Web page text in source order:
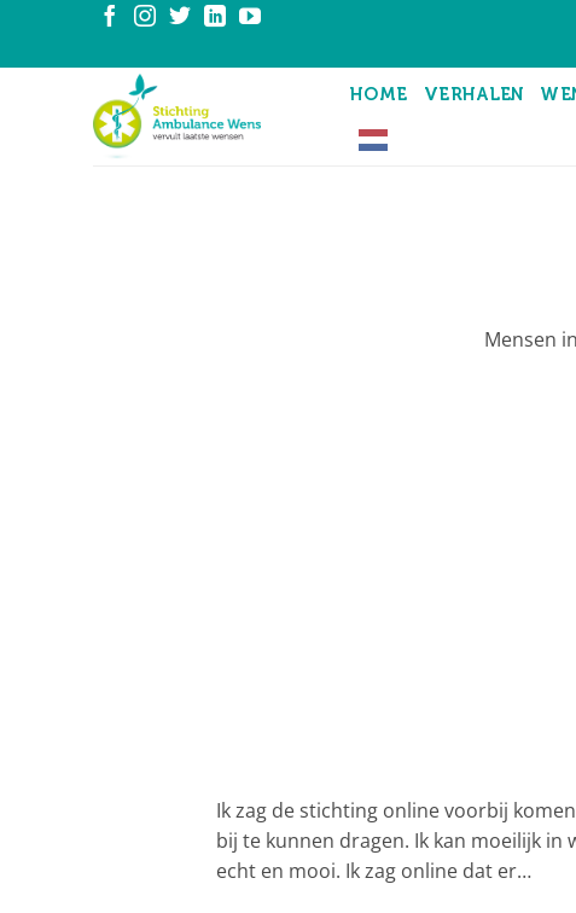
inhoud
HOME VERHALEN
Mensen
Ik zag de stichting online voorbij
bij te kunnen dragen. Ik kan moeilijk
echt en mooi. Ik zag online dat er…